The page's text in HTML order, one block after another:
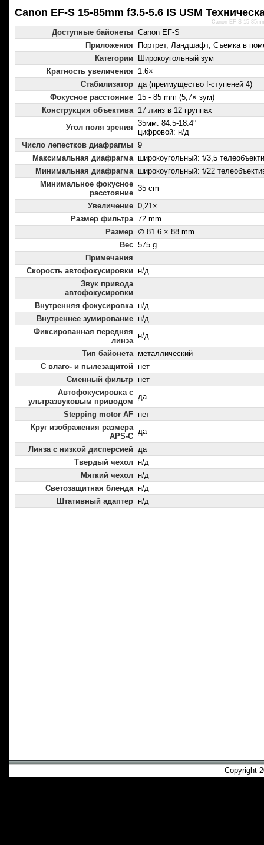
Canon EF-S 15-85mm f3.5-5.6 IS USM
Доступные байонеты Canon EF-S
Приложения
Портрет, Ландшафт, Съемка в
Категории
Широкоугольный зум
Кратность увеличения
1.6×
Стабилизатор да (преимущество f-ступеней 4)
Фокусное расстояние 15 - 85 mm (5,7× зум)
Конструкция объектива 17 линз в 12 группах
Угол поля зрения 35мм: 84.5-18.4°
цифровой: н/д
Число лепестков диафрагмы 9
Максимальная диафрагма широкоугольный: f/3,5
Минимальная диафрагма широкоугольный: f/22
Минимальное фокусное
расстояние
35 cm
Увеличение 0,21×
Размер фильтра 72 mm
Размер ∅ 81.6 × 88 mm
Вес 575 g
Примечания
Скорость автофокусировки н/д
Звук привода
автофокусировки
Внутренняя фокусировка н/д
Внутреннее зумирование н/д
Фиксированная передняя
линза
н/д
Тип байонета металлический
С влаго- и пылезащитой нет
Сменный фильтр нет
Автофокусировка с
ультразвуковым приводом
да
Stepping motor AF нет
Круг изображения размера
APS-C
да
Линза с низкой дисперсией да
Твердый чехол н/д
Мягкий чехол н/д
Светозащитная бленда н/д
Штативный адаптер н/д
Canon EF-S 15-
Copyright